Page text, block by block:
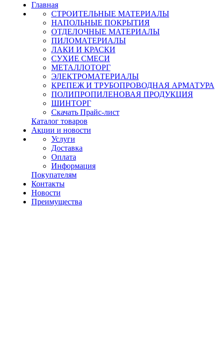
Главная
СТРОИТЕЛЬНЫЕ МАТЕРИАЛЫ
НАПОЛЬНЫЕ ПОКРЫТИЯ
ОТДЕЛОЧНЫЕ МАТЕРИАЛЫ
ПИЛОМАТЕРИАЛЫ
ЛАКИ И КРАСКИ
СУХИЕ СМЕСИ
МЕТАЛЛОТОРГ
ЭЛЕКТРОМАТЕРИАЛЫ
КРЕПЕЖ И ТРУБОПРОВОДНАЯ АРМАТУРА
ПОЛИПРОПИЛЕНОВАЯ ПРОДУКЦИЯ
ШИНТОРГ
Скачать Прайс-лист
Каталог товаров
Акции и новости
Услуги
Доставка
Оплата
Информация
Покупателям
Контакты
Новости
Преимущества